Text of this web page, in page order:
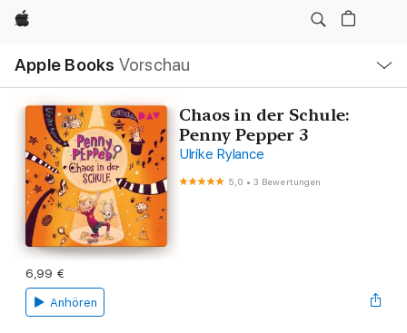
Apple
Apple Books Vorschau
Navigation
Menü
öffnen
Chaos in der Schule:
Penny Pepper 3
Ulrike Rylance
5,0 •3 Bewertungen
6,99 €
Anhören